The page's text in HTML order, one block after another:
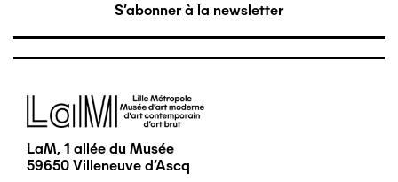
S'abonner à la newsletter
Image
LaM, 1 allée du Musée
59650 Villeneuve d'Ascq